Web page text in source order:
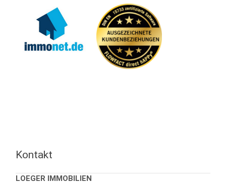
Kontakt
LOEGER IMMOBILIEN